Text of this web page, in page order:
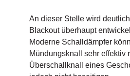
An dieser Stelle wird
Blackout überhaupt
Moderne Schalldämpfer
Mündungsknall sehr effektiv
Überschallknall eines